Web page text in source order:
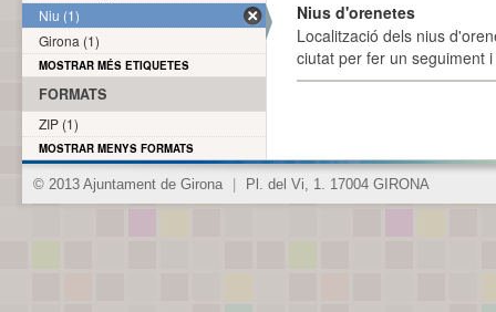
Nius d'orenetes
Localització dels nius
ciutat per fer un seguiment
Niu (1)
Girona (1)
MOSTRAR MÉS ETIQUETES
FORMATS
ZIP (1)
MOSTRAR MENYS FORMATS
© 2013 Ajuntament de Girona Pl. del Vi, 1. 17004 GIRONA